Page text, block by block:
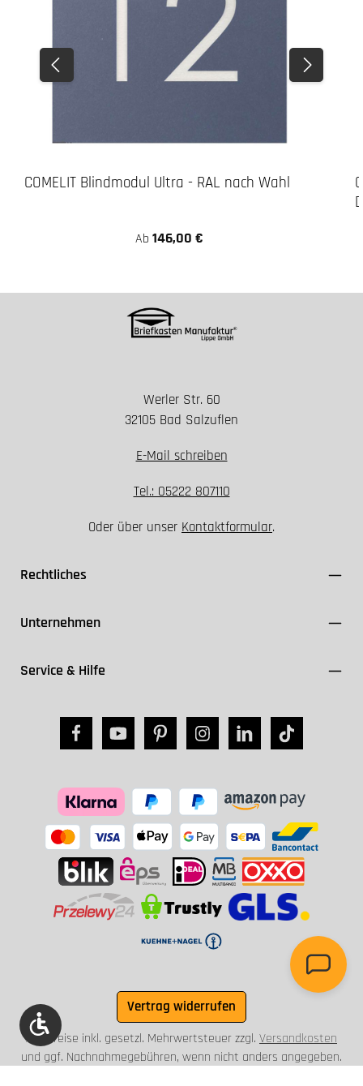
COMELIT Blindmodul Ultra - RAL nach Wahl
Ab 146,00 €
Werler Str. 60
32105 Bad Salzuflen
E-Mail schreiben
Tel.: 05222 807110
Oder über unser Kontaktformular.
Rechtliches
Unternehmen
Service & Hilfe
Vertrag widerrufen
Alle Preise inkl. gesetzl. Mehrwertsteuer zzgl. Versandkosten
und ggf. Nachnahmegebühren, wenn nicht anders angegeben.
Werkzeugleiste anzeigen